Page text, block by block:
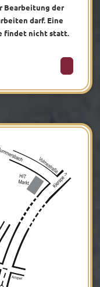
Bearbeitung der
darf. Eine
findet nicht statt.